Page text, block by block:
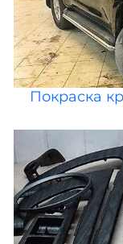
Покраска